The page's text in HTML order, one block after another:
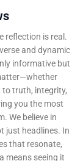
reflection is real.
and dynamic
informative but
to truth, integrity,
you the most
We believe in
just headlines. In
that resonate,
means seeing it